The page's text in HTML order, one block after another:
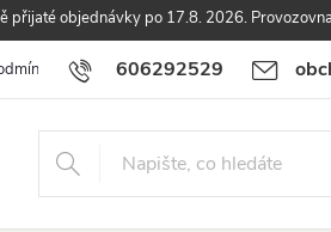
přijaté objednávky po 17.8. 2026.
606292529
Podmínky ochrany osobních údajů